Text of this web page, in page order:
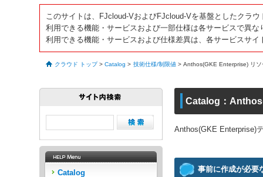
このサイトは、FJcloud-VおよびFJcloud-Vを基盤としたクラ
利用できる機能・サービスおよび一部仕様は各サービスで異な
利用できる機能・サービスおよび仕様差異は、各サービスサ
クラウド トップ > Catalog > 技術仕様/制限値 > Anthos(GKE Enterprise) リソ
Catalog：
Anthos(GKE Enterprise)
事前に作成が必要
Catalog